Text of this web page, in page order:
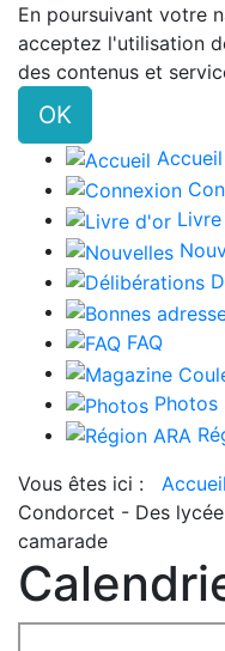
En poursuivant votre
acceptez l'utilisation
des contenus et
OK
Accueil
FAQ
Photos
Vous êtes ici : Accueil
Condorcet - Des
camarade